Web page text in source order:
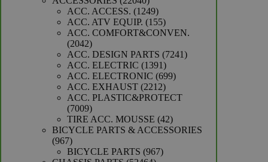
producten
ACC. ACCESS. 12491249
producten
ACC. ATV EQUIP. 155155
producten
ACC. COMFORT&CONVEN.
20422042
producten
ACC. DESIGN PARTS 72417241
ACC. ELECTRIC 13911391
producten
ACC. ELECTRONIC 699699
ACC. EXHAUST 22122212
producten
ACC. PLASTIC&PROTECT
70097009
producten
TIRE ACC. MOUSSE 4242
producten
BICYCLE PARTS & ACCESSORIES
967967
producten
BICYCLE PARTS 967967